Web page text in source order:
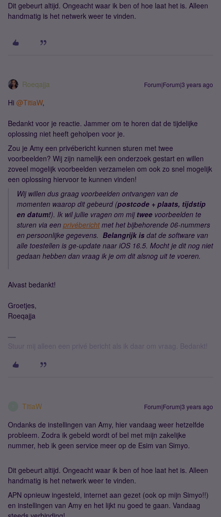
Dit gebeurt altijd. Ongeacht waar ik ben of hoe laat het is. Alleen
handmatig is het netwerk weer te vinden.
Roeqajja Forum|Forum|3 years ago
Hi @TitiaW,
Bedankt voor je reactie. Jammer om te horen dat de tijdelijke
oplossing niet heeft geholpen voor je.
Zou je Amy een privébericht kunnen sturen met twee
voorbeelden? Wij zijn namelijk een onderzoek gestart en willen
zoveel mogelijk voorbeelden verzamelen om ook zo snel mogelijk
een oplossing hiervoor te kunnen vinden!
Wij willen dus graag voorbeelden ontvangen van de
momenten waarop dit gebeurd (postcode + plaats, tijdstip
en datum!). Ik wil jullie vragen om mij twee voorbeelden te
sturen via een privéberichtmet het bijbehorende 06-nummers
en persoonlijke gegevens. Belangrijk is dat de software van
alle toestellen is ge-update naar iOS 16.5. Mocht je dit nog niet
gedaan hebben dan vraag ik je om dit alsnog uit te voeren.
Alvast bedankt!
Groetjes,
Roeqajja
Stuur mij alleen een privé bericht als ik daar om vraag. Bedankt!
TitiaW Forum|Forum|3 years ago
Ondanks de instellingen van Amy, hier vandaag weer hetzelfde
probleem. Zodra ik gebeld wordt of bel met mijn zakelijke
nummer, heb ik geen service meer op de Esim van Simyo.
Dit gebeurt altijd. Ongeacht waar ik ben of hoe laat het is. Alleen
handmatig is het netwerk weer te vinden.
APN opnieuw ingesteld, internet aan gezet (ook op mijn Simyo!!)
en instellingen van Amy en het lijkt nu goed te gaan. Vandaag